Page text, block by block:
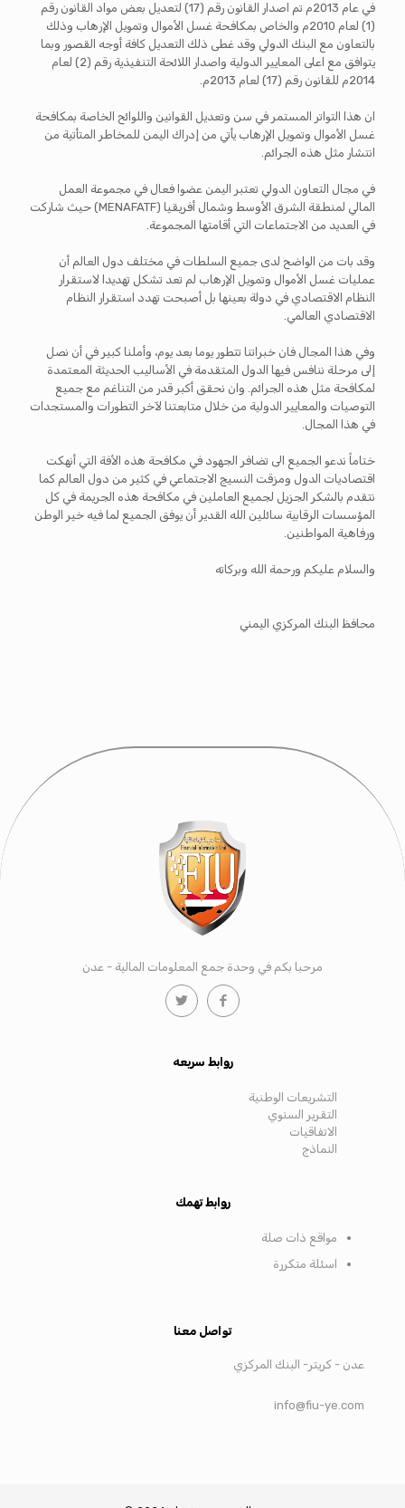
في عام 2013م تم اصدار القانون رقم (17) لتعديل بعض مواد القانون رقم
(1) لعام 2010م والخاص بمكافحة غسل الأموال وتمويل الإرهاب وذلك
بالتعاون مع البنك الدولي وقد غطى ذلك التعديل كافة أوجه القصور وبما
يتوافق مع اعلى المعايير الدولية واصدار اللائحة التنفيذية رقم (2) لعام
2014م للقانون رقم (17) لعام 2013م.
ان هذا التواتر المستمر في سن وتعديل القوانين واللوائح الخاصة بمكافحة
غسل الأموال وتمويل الإرهاب يأتي من إدراك اليمن للمخاطر المتأتية من
انتشار مثل هذه الجرائم.
في مجال التعاون الدولي تعتبر اليمن عضوا فعال في مجموعة العمل
المالي لمنطقة الشرق الأوسط وشمال أفريقيا (MENAFATF) حيث شاركت
في العديد من الاجتماعات التي أقامتها المجموعة.
وقد بات من الواضح لدى جميع السلطات في مختلف دول العالم أن
عمليات غسل الأموال وتمويل الإرهاب لم تعد تشكل تهديدا لاستقرار
النظام الاقتصادي في دولة بعينها بل أصبحت تهدد استقرار النظام
الاقتصادي العالمي.
وفي هذا المجال فان خبراتنا تتطور يوما بعد يوم، وأملنا كبير في أن نصل
إلى مرحلة ننافس فيها الدول المتقدمة في الأساليب الحديثة المعتمدة
لمكافحة مثل هذه الجرائم. وان نحقق أكبر قدر من التناغم مع جميع
التوصيات والمعايير الدولية من خلال متابعتنا لآخر التطورات والمستجدات
في هذا المجال.
ختاماً ندعو الجميع الى تضافر الجهود في مكافحة هذه الأفة التي أنهكت
اقتصاديات الدول ومزقت النسيج الاجتماعي في كثير من دول العالم كما
نتقدم بالشكر الجزيل لجميع العاملين في مكافحة هذه الجريمة في كل
المؤسسات الرقابية سائلين الله القدير أن يوفق الجميع لما فيه خير الوطن
ورفاهية المواطنين.
والسلام عليكم ورحمة الله وبركاته
محافظ البنك المركزي اليمني
مرحبا بكم في وحدة جمع المعلومات المالية - عدن
روابط سريعه
التشريعات الوطنية
التقرير السنوي
الاتفاقيات
النماذج
روابط تهمك
مواقع ذات صلة
اسئلة متكررة
تواصل معنا
عدن - كريتر- البنك المركزي
info@fiu-ye.com